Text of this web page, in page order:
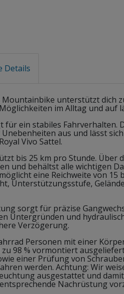
Details
Mountainbike unterstützt dich
im Alltag und auf
ein stabiles Fahrverhalten.
aus und lässt
Vivo Sattel.
bis 25 km pro Stunde. Über
und behältst alle wichtigen
eine Reichweite von 15
Unterstützungsstufe,
sorgt für präzise
Untergründen und
Verzögerung.
Personen mit einer
zu 98 % vormontiert
einer Prüfung von
werden. Achtung: Wir
ausgestattet und
Nachrüstung